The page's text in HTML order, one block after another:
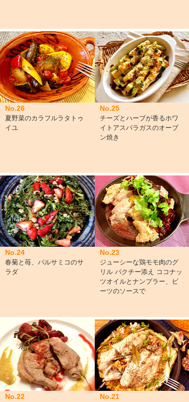
No.26
夏野菜のカラフルラタトゥ
イユ
No.25
チーズとハーブが香るホワ
イトアスパラガスのオーブ
ン焼き
No.24
春菊と苺、バルサミコのサ
ラダ
No.23
ジューシーな鶏モモ肉のグ
リル パクチー添え ココナッ
ツオイルとナンプラー、ビ
ーツのソースで
No.22 No.21